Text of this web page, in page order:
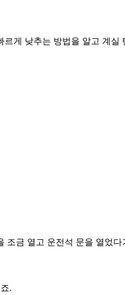
게 낮추는 방법을 알고 계실
조금 열고 운전석 문을 열었
.